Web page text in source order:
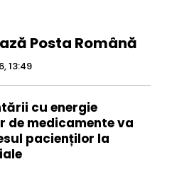
Posta Română
13:49
cu energie
medicamente va
pacienților la